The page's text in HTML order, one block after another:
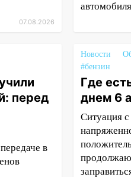
07.08.2026
перед
в
Новости
#бензин
Где
днем 6
Ситуация с